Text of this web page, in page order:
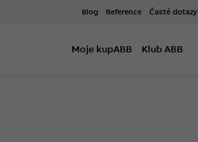
Blog Reference Časté dotazy
Moje kupABB Klub ABB